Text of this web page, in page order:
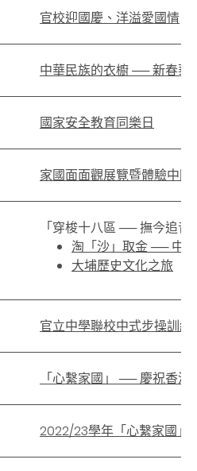
官校迎國慶、洋溢愛國情
中華民族的衣櫥 ── 新春華
國家安全教育同樂日
家國面面觀展覽暨體驗中國
「穿梭十八區 ── 撫今追
淘「沙」取金 ── 中
大埔歷史文化之旅
官立中學聯校中式步操訓練
「心繫家國」 ── 慶祝香
2022/23學年「心繫家國」